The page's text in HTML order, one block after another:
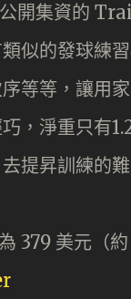
開集資的
類似的發球練
等等，讓用
，淨重只有
提昇訓練的
379 美元（約